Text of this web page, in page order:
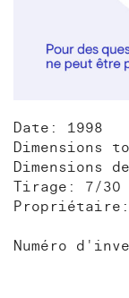
Date: 1998
Dimensions
Dimensions
Tirage: 7/30
Numéro